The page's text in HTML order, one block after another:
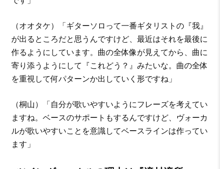
（オオタケ）「ギターソロって一番ギタリストの『我』
が出るところだと思うんですけど、最近はそれを最後に
作るようにしています。曲の全体像が見えてから、曲に
寄り添うようにして『これどう？』みたいな。曲の全体
を重視して何パターンか出していく形ですね」
（桐山）「自分が歌いやすいようにフレーズを考えてい
ますね。ベースのサポートもするんですけど、ヴォーカ
ルが歌いやすいことを意識してベースラインは作ってい
ます」